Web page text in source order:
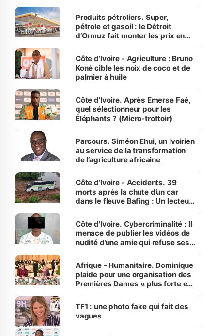
menacées
Produits pétroliers. Super,
pétrole et gasoil : le Détroit
d’Ormuz fait monter les prix en
Côte d’Ivoire - Agriculture : Bruno
Koné cible les noix de coco et de
palmier à huile
Côte d’Ivoire. Après Emerse Faé,
quel sélectionneur pour les
Éléphants ? (Micro-trottoir)
Parcours. Siméon Ehui, un Ivoirien
au service de la transformation
de l’agriculture africaine
Côte d’Ivoire - Accidents. 39
morts après la chute d’un car
dans le fleuve Bafing : Un lecteur
des Transports
Côte d'Ivoire. Cybercriminalité : Il
menace de publier les vidéos de
nudité d’une amie qui refuse ses
Afrique - Humanitaire. Dominique
plaide pour une organisation des
Premières Dames « plus forte et
sur la scène internationale »
TF1 : une photo fake qui fait des
vagues